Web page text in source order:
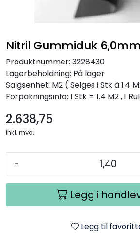
Nitril Gummiduk
Produktnummer: 3228430
Lagerbeholdning: På lager
Salgsenhet: M2 ( Selges i Stk à 1.4
Forpakningsinfo: 1 Stk = 1.4 M2 , 1
2.638,75
inkl. mva.
-
Legg i
Legg til
Industriprodukter